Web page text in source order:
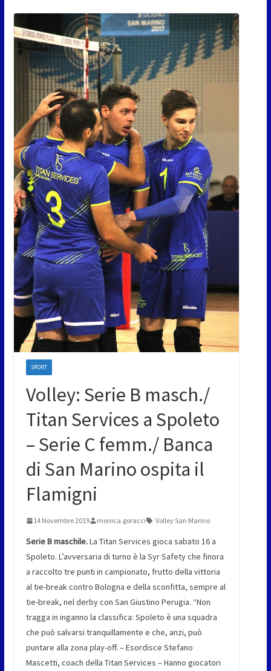
SPORT
Volley: Serie B masch./
Titan Services a Spoleto
– Serie C femm./ Banca
di San Marino ospita il
Flamigni
14 Novembre 2019 monica.goracci Volley San Marino
Serie B maschile.La Titan Services gioca sabato 16 a
Spoleto. L’avversaria di turno è la Syr Safety che finora
a raccolto tre punti in campionato, frutto della vittoria
al tie-break contro Bologna e della sconfitta, sempre al
tie-break, nel derby con San Giustino Perugia. “Non
tragga in inganno la classifica: Spoleto è una squadra
che può salvarsi tranquillamente e che, anzi, può
puntare alla zona play-off. – Esordisce Stefano
Mascetti, coach della Titan Services – Hanno giocatori